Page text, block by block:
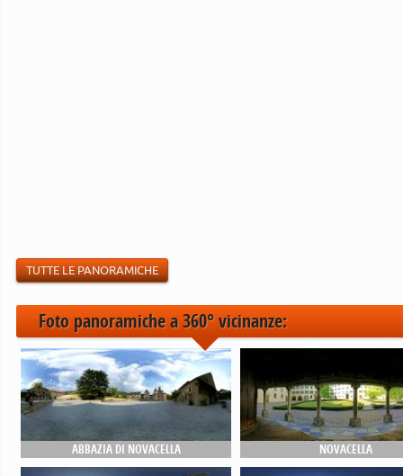
TUTTE LE PANORAMICHE
Foto panoramiche a 360° vicinanze:
ABBAZIA DI NOVACELLA NOVACELLA